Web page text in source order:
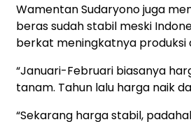
Wamentan Sudaryono juga
beras sudah stabil meski
berkat meningkatnya produksi
“Januari-Februari biasanya
tanam. Tahun lalu harga naik
“Sekarang harga stabil,